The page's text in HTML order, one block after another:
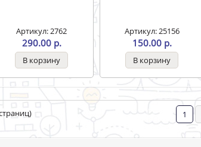
Артикул: 2762
290.00 р.
Артикул: 25156
150.00 р.
1